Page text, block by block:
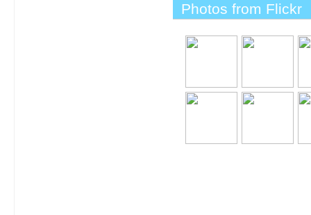
Photos from Flickr